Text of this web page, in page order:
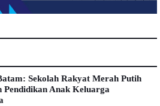
Sekolah Rakyat Merah Putih
Pendidikan Anak Keluarga